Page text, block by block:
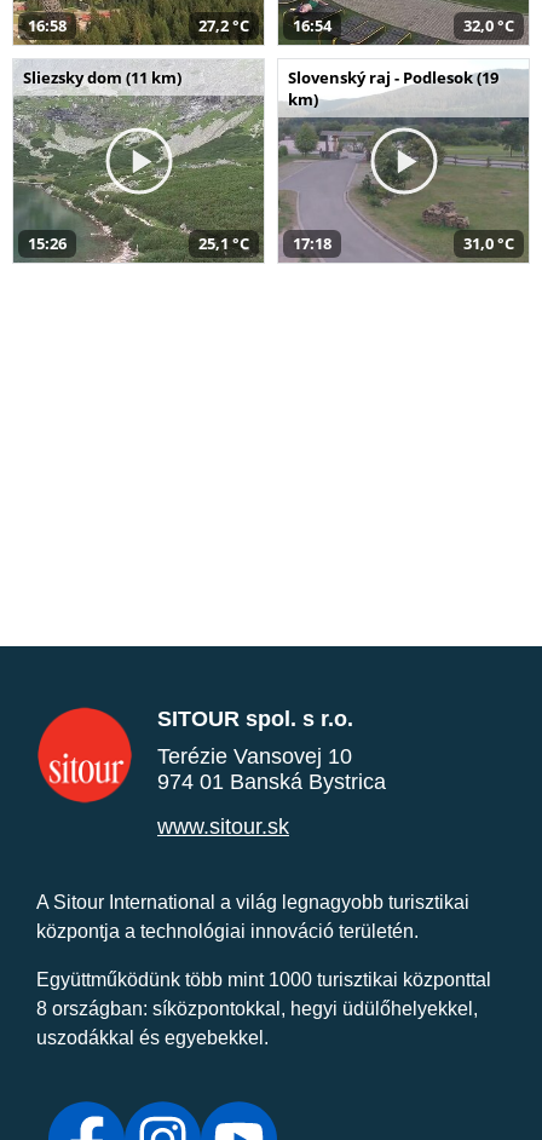
16:58 27,2 °C 16:54 32,0 °C
Sliezsky dom (11 km)
15:26 25,1 °C
Slovenský raj - Podlesok (19
km)
17:18 31,0 °C
SITOUR spol. s r.o.
Terézie Vansovej 10
974 01 Banská Bystrica
www.sitour.sk
A Sitour International a világ legnagyobb turisztikai
központja a technológiai innováció területén.
Együttműködünk több mint 1000 turisztikai központtal
8 országban: síközpontokkal, hegyi üdülőhelyekkel,
uszodákkal és egyebekkel.